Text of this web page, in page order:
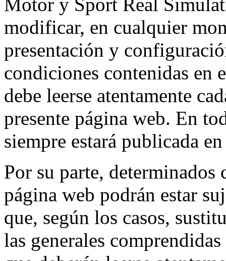
modificar, en cualquier
presentación y
condiciones contenidas en
debe leerse atentamente
presente página web. En
siempre estará publicada
Por su parte,
página web podrán estar
que, según los casos,
las generales